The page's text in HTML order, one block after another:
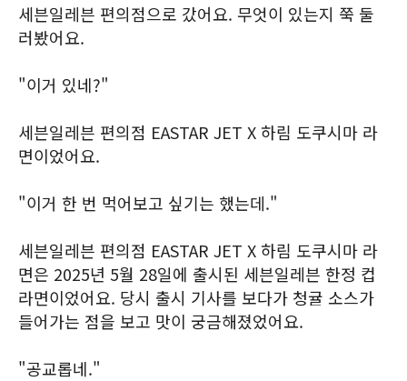
세븐일레븐 편의점으로 갔어요. 무엇이 있는지 쭉 둘
러봤어요.
"이거 있네?"
세븐일레븐 편의점 EASTAR JET X 하림 도쿠시마 라
면이었어요.
"이거 한 번 먹어보고 싶기는 했는데."
세븐일레븐 편의점 EASTAR JET X 하림 도쿠시마 라
면은 2025년 5월 28일에 출시된 세븐일레븐 한정 컵
라면이었어요. 당시 출시 기사를 보다가 청귤 소스가
들어가는 점을 보고 맛이 궁금해졌었어요.
"공교롭네."